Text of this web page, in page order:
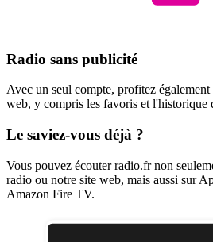
Radio sans publicité
Avec un seul compte, profitez également
web, y compris les favoris et l'historique
Le saviez-vous déjà ?
Vous pouvez écouter radio.fr non
radio ou notre site web, mais aussi sur
Amazon Fire TV.